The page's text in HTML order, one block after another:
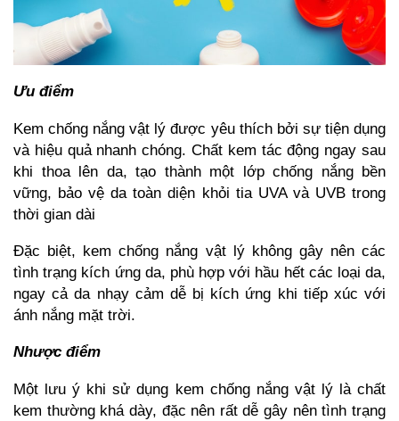
Ưu điểm
Kem chống nắng vật lý được yêu thích bởi sự tiện dụng
và hiệu quả nhanh chóng. Chất kem tác động ngay sau
khi thoa lên da, tạo thành một lớp chống nắng bền
vững, bảo vệ da toàn diện khỏi tia UVA và UVB trong
thời gian dài
Đặc biệt, kem chống nắng vật lý không gây nên các
tình trạng kích ứng da, phù hợp với hầu hết các loại da,
ngay cả da nhạy cảm dễ bị kích ứng khi tiếp xúc với
ánh nắng mặt trời.
Nhược điểm
Một lưu ý khi sử dụng kem chống nắng vật lý là chất
kem thường khá dày, đặc nên rất dễ gây nên tình trạng